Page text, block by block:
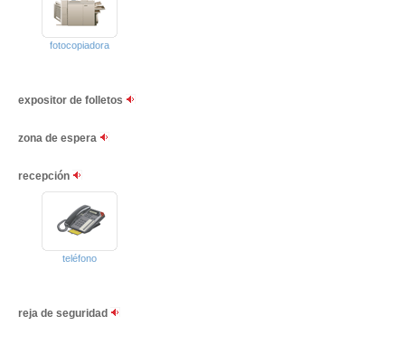
fotocopiadora
expositor de folletos
zona de espera
recepción
teléfono
reja de seguridad